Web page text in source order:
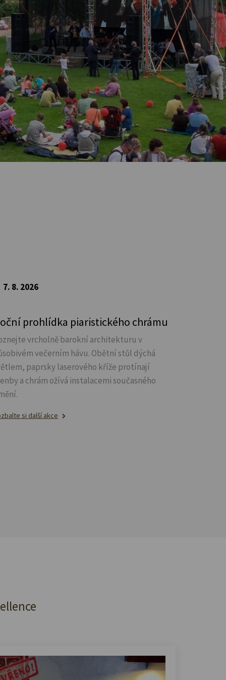
7. 8. 2026
prohlídka piaristického chrámu
vrcholně barokní architekturu v
večerním hávu. Obětní stůl dýchá
paprsky laserového kříže protínají
a chrám ožívá instalacemi současného
si další akce